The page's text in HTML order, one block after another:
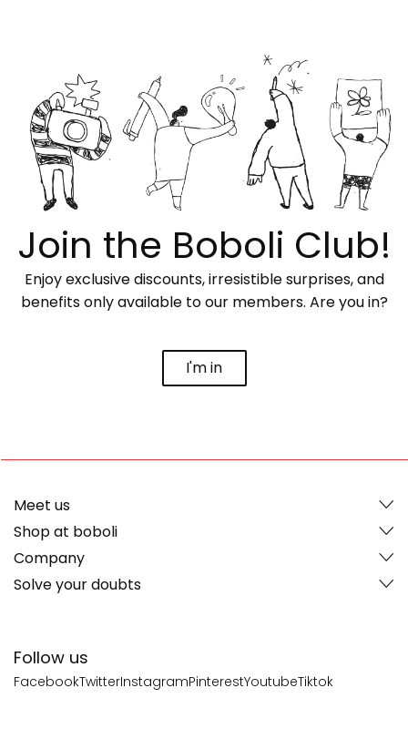
Join the Boboli Club!
Enjoy exclusive discounts, irresistible surprises, and
benefits only available to our members. Are you in?
I'm in
Follow us
FacebookTwitterInstagramPinterestYoutubeTiktok
Meet us
Shop at boboli
Company
Solve your doubts